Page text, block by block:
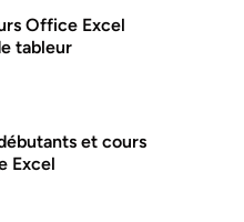
Office Excel
tableur
et cours
Excel